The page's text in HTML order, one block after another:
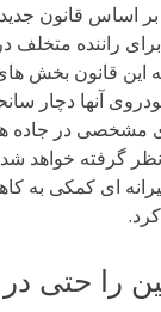
بر اساس قانون
در زمان توقف جریمه ای در حدود 167
این قانون بخش
آنها دچار
مشخصی در جاده
گرفته خواهد شد.
ای کمکی به
را حتی